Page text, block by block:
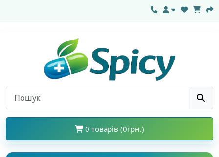
0 товарів (0грн.)